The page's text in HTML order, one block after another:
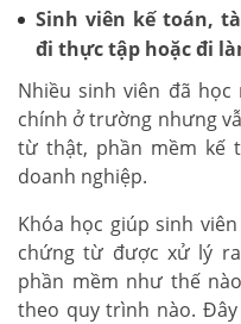
Sinh viên kế toán,
đi thực tập hoặc đi
Nhiều sinh viên đã
chính ở trường nhưng
từ thật, phần mềm kế
doanh nghiệp.
Khóa học giúp sinh
chứng từ được xử lý
phần mềm như thế
theo quy trình nào.